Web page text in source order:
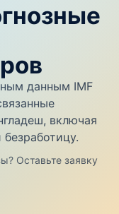
данным IMF
включая
Оставьте заявку